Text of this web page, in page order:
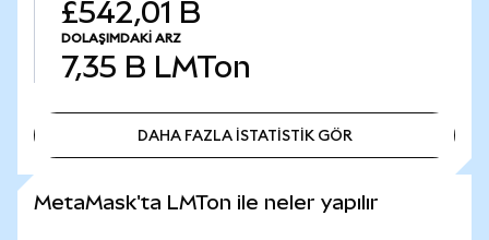
£542,01 B
DOLAŞIMDAKI ARZ
7,35 B LMTon
DAHA FAZLA İSTATİSTİK GÖR
MetaMask'ta LMTon ile neler yapılır